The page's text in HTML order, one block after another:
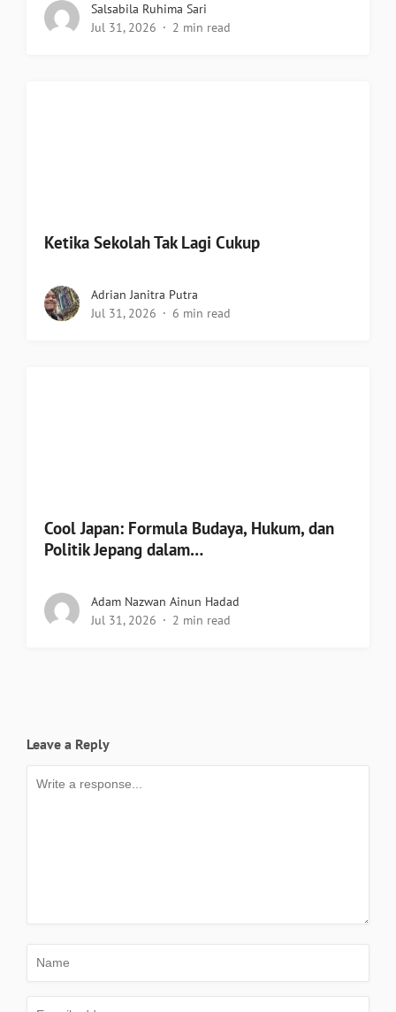
Salsabila Ruhima Sari
Jul 31, 2026
2 min read
Ketika Sekolah Tak Lagi Cukup
Adrian Janitra Putra
Jul 31, 2026
6 min read
Cool Japan: Formula Budaya, Hukum, dan
Politik Jepang dalam…
Adam Nazwan Ainun Hadad
Jul 31, 2026
2 min read
Leave a Reply